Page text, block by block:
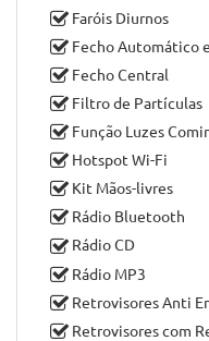
Faróis Diurnos
Fecho Automático
Fecho Central
Filtro de Partículas
Função Luzes
Hotspot Wi-Fi
Kit Mãos-livres
Rádio Bluetooth
Rádio CD
Rádio MP3
Retrovisores Anti
Retrovisores com